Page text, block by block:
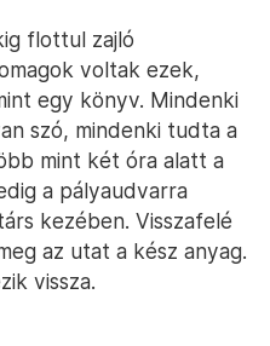
flottul zajló
voltak ezek,
egy könyv. Mindenki
szó, mindenki tudta a
mint két óra alatt a
a pályaudvarra
kezében. Visszafelé
az utat a kész anyag.
vissza.